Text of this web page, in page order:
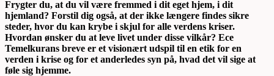
Frygter du, at du vil være fremmed i dit eget hjem, i dit
hjemland? Forstil dig også, at der ikke længere findes sikre
steder, hvor du kan krybe i skjul for alle verdens kriser.
Hvordan ønsker du at leve livet under disse vilkår? Ece
Temelkurans breve er et visionært udspil til en etik for en
verden i krise og for et anderledes syn på, hvad det vil sige at
føle sig hjemme.